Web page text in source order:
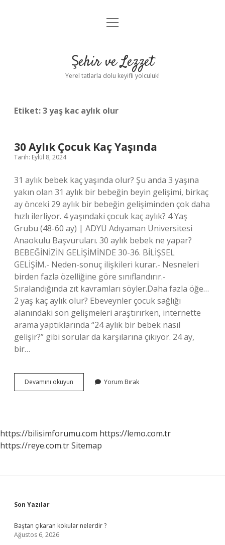
Anasayfa
Yasal Uyarı
menüyü
Şehir ve Lezzet
Yerel tatlarla dolu keyifli yolculuk!
Etiket:3 yaş kac aylık olur
30 Aylık Çocuk Kaç Yaşında
Tarih: Eylül 8, 2024
31 aylık bebek kaç yaşında olur? Şu anda 3 yaşına
yakın olan 31 aylık bir bebeğin beyin gelişimi, birkaç
ay önceki 29 aylık bir bebeğin gelişiminden çok daha
hızlı ilerliyor. 4 yaşındaki çocuk kaç aylık? 4 Yaş
Grubu (48-60 ay) | ADYÜ Adıyaman Üniversitesi
Anaokulu Başvuruları. 30 aylık bebek ne yapar?
BEBEĞİNİZİN GELİŞİMİNDE 30-36. BİLİŞSEL
GELİŞİM.- Neden-sonuç ilişkileri kurar.- Nesneleri
birden fazla özelliğine göre sınıflandırır.-
Sıralandığında zıt kavramları söyler.Daha fazla öğe…
2 yaş kaç aylık olur? Ebeveynler çocuk sağlığı
alanındaki son gelişmeleri araştırırken, internette
arama yaptıklarında “24 aylık bir bebek nasıl
gelişir?” gibi sorular da karşılarına çıkıyor. 24 ay,
bir…
Devamını okuyun
Aylık
Yorum Bırak
https://bilisimforumu.com https://lemo.com.tr
https://reye.com.trSitemap
Sidebar
Son Yazılar
Baştan çıkaran kokular nelerdir ?
Ağustos 6, 2026